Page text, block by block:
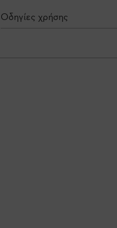
Οδηγίες χρήσης